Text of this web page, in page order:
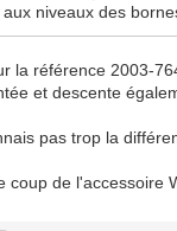
aux niveaux des
la référence 2003-
et descente
pas trop la
coup de l'accessoire